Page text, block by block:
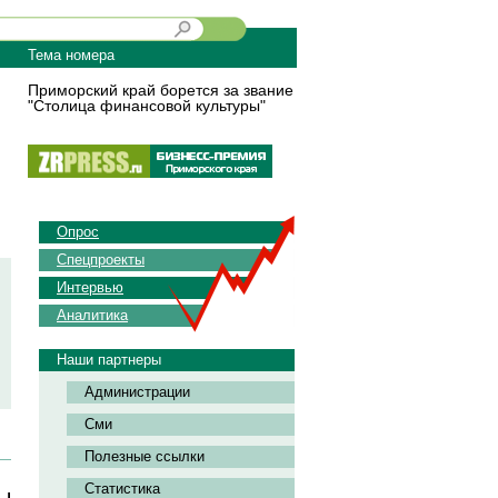
Тема номера
Приморский край борется за звание
"Столица финансовой культуры"
Опрос
Спецпроекты
Интервью
Аналитика
Наши партнеры
Администрации
Сми
Полезные ссылки
Статистика